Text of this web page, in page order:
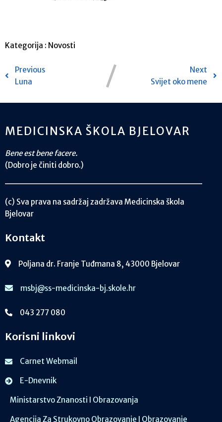
Kategorija : Novosti
Previous
Luna
Next
Svijet oko mene
MEDICINSKA ŠKOLA BJELOVAR
Bene est bene facere.
(Dobro je činiti dobro.)
(c) Sva prava na sadržaj zadržava Medicinska škola
Bjelovar
Kontakt
Poljana dr. Franje Tuđmana 8, 43000 Bjelovar
msbj@ss-medicinska-bj.skole.hr
043 277 080
Korisni linkovi
Carnet Webmail
E-Dnevnik
Ministarstvo Znanosti I Obrazovanja
Agencija Za Strukovno Obrazovanje I Obrazovanje